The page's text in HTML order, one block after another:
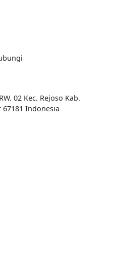
02 Kec. Rejoso Kab.
67181 Indonesia